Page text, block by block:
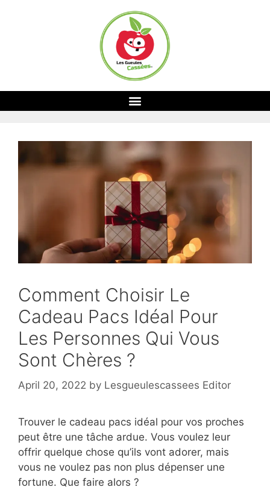
Comment Choisir Le
Cadeau Pacs Idéal Pour
Les Personnes Qui Vous
Sont Chères ?
April 20, 2022 by Lesgueulescassees Editor
Trouver le cadeau pacs idéal pour vos proches
peut être une tâche ardue. Vous voulez leur
offrir quelque chose qu’ils vont adorer, mais
vous ne voulez pas non plus dépenser une
fortune. Que faire alors ?